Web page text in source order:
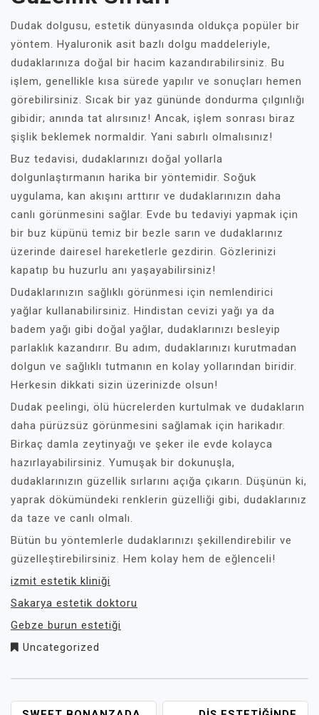
Dudak dolgusu, estetik dünyasında oldukça popüler bir
yöntem. Hyaluronik asit bazlı dolgu maddeleriyle,
dudaklarınıza doğal bir hacim kazandırabilirsiniz. Bu
işlem, genellikle kısa sürede yapılır ve sonuçları hemen
görebilirsiniz. Sıcak bir yaz gününde dondurma çılgınlığı
gibidir; anında tat alırsınız! Ancak, işlem sonrası biraz
şişlik beklemek normaldir. Yani sabırlı olmalısınız!
Buz tedavisi, dudaklarınızı doğal yollarla
dolgunlaştırmanın harika bir yöntemidir. Soğuk
uygulama, kan akışını arttırır ve dudaklarınızın daha
canlı görünmesini sağlar. Evde bu tedaviyi yapmak için
bir buz küpünü temiz bir bezle sarın ve dudaklarınız
üzerinde dairesel hareketlerle gezdirin. Gözlerinizi
kapatıp bu huzurlu anı yaşayabilirsiniz!
Dudaklarınızın sağlıklı görünmesi için nemlendirici
yağlar kullanabilirsiniz. Hindistan cevizi yağı ya da
badem yağı gibi doğal yağlar, dudaklarınızı besleyip
parlaklık kazandırır. Bu adım, dudaklarınızı kurutmadan
dolgun ve sağlıklı tutmanın en kolay yollarından biridir.
Herkesin dikkati sizin üzerinizde olsun!
Dudak peelingi, ölü hücrelerden kurtulmak ve dudakların
daha pürüzsüz görünmesini sağlamak için harikadır.
Birkaç damla zeytinyağı ve şeker ile evde kolayca
hazırlayabilirsiniz. Yumuşak bir dokunuşla,
dudaklarınızın güzellik sırlarını açığa çıkarın. Düşünün ki,
yaprak dökümündeki renklerin güzelliği gibi, dudaklarınız
da taze ve canlı olmalı.
Bütün bu yöntemlerle dudaklarınızı şekillendirebilir ve
güzelleştirebilirsiniz. Hem kolay hem de eğlenceli!
izmit estetik kliniği
Sakarya estetik doktoru
Gebze burun estetiği
Uncategorized